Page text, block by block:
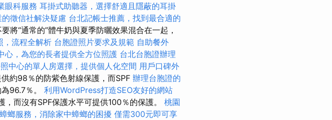
眼科服務 耳掛式助聽器，選擇舒適且隱蔽的耳掛
徵信社解決疑慮 台北記帳士推薦，找到最合適的
將“通常的”體牛奶與夏季防曬效果混合在一起，
，流程全解析 台胞證照片要求及規範 自助餐外
心，為您的長者提供全方位照護 台北台胞證辦理
中心的單人房選擇，提供個人化空間 用戶口碑外
約98％的防紫色射線保護，而SPF 辦理台胞證的
96.7％。 利用WordPress打造SEO友好的網站
而沒有SPF保護水平可提供100％的保護。 桃園
螂服務，消除家中蟑螂的困擾 僅需300元即可享